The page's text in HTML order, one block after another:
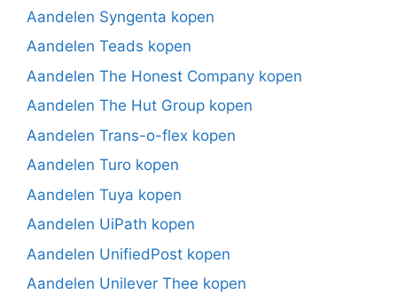
Aandelen Syngenta kopen
Aandelen Teads kopen
Aandelen The Honest Company kopen
Aandelen The Hut Group kopen
Aandelen Trans-o-flex kopen
Aandelen Turo kopen
Aandelen Tuya kopen
Aandelen UiPath kopen
Aandelen UnifiedPost kopen
Aandelen Unilever Thee kopen